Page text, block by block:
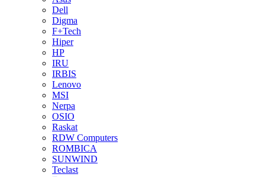
Dell
Digma
F+Tech
Hiper
HP
IRU
IRBIS
Lenovo
MSI
Nerpa
OSIO
Raskat
RDW Computers
ROMBICA
SUNWIND
Teclast